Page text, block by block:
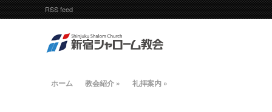
RSS feed
ホーム 教会紹介 » 礼拝案内 »